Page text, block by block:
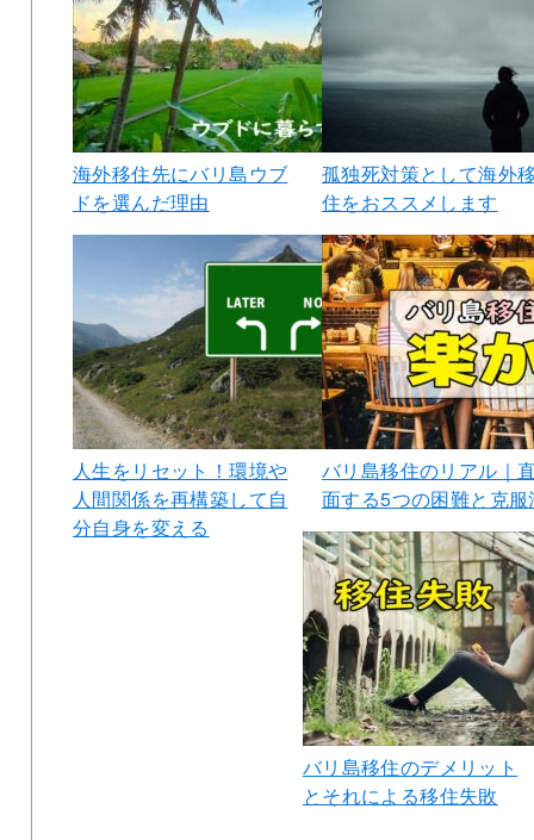
海外移住先にバリ島ウブ
ドを選んだ理由
孤独死対策として海外
住をおススメします
人生をリセット！環境や
人間関係を再構築して自
分自身を変える
バリ島移住のリアル｜
面する5つの困難と克服
バリ島移住のデメリット
とそれによる移住失敗